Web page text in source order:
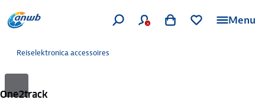
Menu
Reiselektronica accessoires
One2track